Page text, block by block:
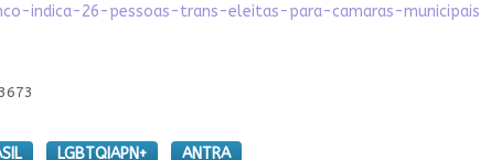
indica-26-pessoas-trans-eleitas-para-camaras-municipais
LGBTQIAPN+
ANTRA